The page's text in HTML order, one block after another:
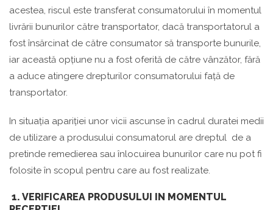
acestea, riscul este transferat consumatorului în momentul
livrării bunurilor către transportator, dacă transportatorul a
fost însărcinat de către consumator să transporte bunurile,
iar această opțiune nu a fost oferită de către vânzător, fără
a aduce atingere drepturilor consumatorului față de
transportator.
In situația apariției unor vicii ascunse în cadrul duratei medii
de utilizare a produsului consumatorul are dreptul de a
pretinde remedierea sau înlocuirea bunurilor care nu pot fi
folosite în scopul pentru care au fost realizate.
1. VERIFICAREA PRODUSULUI IN MOMENTUL